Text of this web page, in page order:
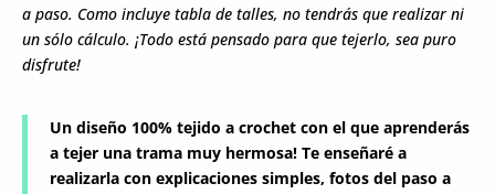
a paso. Como incluye tabla de talles, no tendrás que realizar ni
un sólo cálculo. ¡Todo está pensado para que tejerlo, sea puro
disfrute!
Un diseño 100% tejido a crochet con el que aprenderás
a tejer una trama muy hermosa! Te enseñaré a
realizarla con explicaciones simples, fotos del paso a